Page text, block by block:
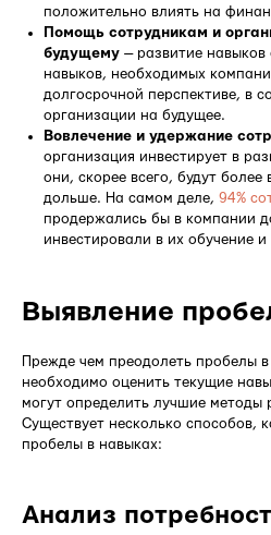
положительно влиять на
Помощь сотрудникам и
будущему — развитие навыков
навыков, необходимых
долгосрочной перспективе, в
организации на будущее.
Вовлечение и удержание
организация инвестирует в
они, скорее всего, будут более
дольше. На самом деле, 94%
продержались бы в компании
инвестировали в их обучение и
Выявление
Прежде чем преодолеть пробелы
необходимо оценить текущие
могут определить лучшие методы
Существует несколько способов,
пробелы в навыках:
Анализ